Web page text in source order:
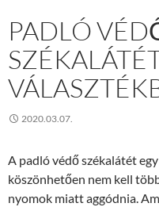
PADLÓ
2020.03.07.
A padló védő székalátét
köszönhetően nem kell
nyomok miatt aggódnia.